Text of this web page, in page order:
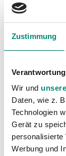
Zustimmung
Wir und
Daten, wie z.
Technologien
Gerät zu
personalisierte
Werbung und
Kategorien